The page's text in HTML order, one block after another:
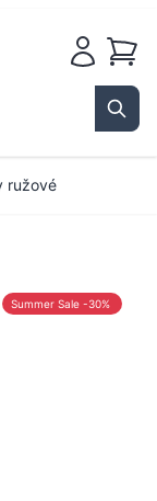
Košík
ružové
Summer Sale -30%